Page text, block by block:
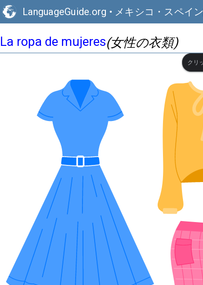
LanguageGuide.org • メキシコ・スペイ
La ropa de mujeres(女性の衣類)
クリ